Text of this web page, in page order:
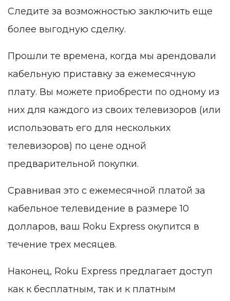
Следите за возможностью заключить еще
более выгодную сделку.
Прошли те времена, когда мы арендовали
кабельную приставку за ежемесячную
плату. Вы можете приобрести по одному из
них для каждого из своих телевизоров (или
использовать его для нескольких
телевизоров) по цене одной
предварительной покупки.
Сравнивая это с ежемесячной платой за
кабельное телевидение в размере 10
долларов, ваш Roku Express окупится в
течение трех месяцев.
Наконец, Roku Express предлагает доступ
как к бесплатным, так и к платным